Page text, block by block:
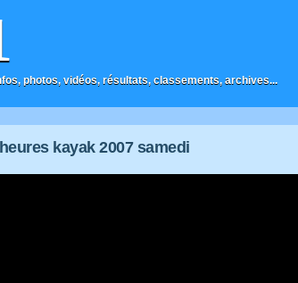
photos, vidéos, résultats, classements, archives...
kayak 2007 samedi